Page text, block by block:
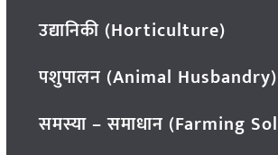
उद्यानिकी (Horticulture)
पशुपालन (Animal Husbandry)
समस्या – समाधान (Farming